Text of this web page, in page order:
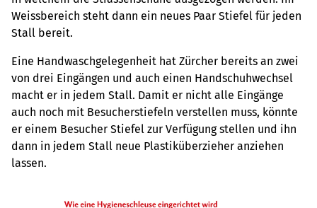
Weissbereich steht dann ein neues Paar Stiefel für jeden
Stall bereit.
Eine Handwaschgelegenheit hat Zürcher bereits an zwei
von drei Eingängen und auch einen Handschuhwechsel
macht er in jedem Stall. Damit er nicht alle Eingänge
auch noch mit Besucherstiefeln verstellen muss, könnte
er einem Besucher Stiefel zur Verfügung stellen und ihn
dann in jedem Stall neue Plastiküberzieher anziehen
lassen.